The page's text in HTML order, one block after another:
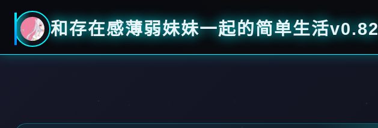
和存在感薄弱妹妹一起的简单生活v0.82